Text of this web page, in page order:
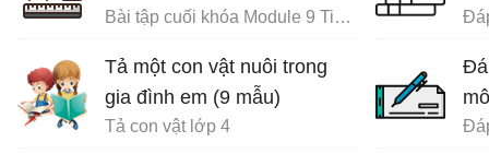
Bài tập cuối khóa Module 9 Tiểu Học đầy đủ
Tả một con vật nuôi trong
gia đình em (9 mẫu)
Tả con vật lớp 4